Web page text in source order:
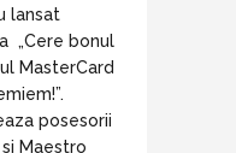
lansat
„Cere bonul
MasterCard
posesorii
Maestro